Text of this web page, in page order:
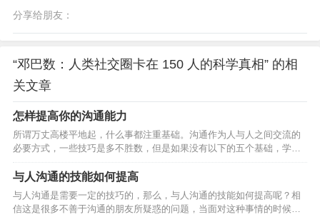
分享给朋友：
“邓巴数：人类社交圈卡在 150 人的科学真相” 的相
关文章
怎样提高你的沟通能力
所谓万丈高楼平地起，什么事都注重基础。沟通作为人与人之间交流的
必要方式，一些技巧是多不胜数，但是如果没有以下的五个基础，学再
多的技巧，也是白搭，根本就发挥不出来，甚至影响的是自己的心理健
康。那么，怎样提高沟通能力呢？ 多读 所谓多读就是要博览群书，无论
什么方面的书你都有看，通过读书来获取你没有经历过的经验并不断积
累使你掌握各种知识点，为沟通打下坚实的语言和文字基础。 多看 所谓
多看就是通过经常上互联网看资讯以及通过看电视、看电影、看报纸、
与人沟通的技能如何提高
与人沟通是需要一定的技巧的，那么，与人沟通的技能如何提高呢？相
信这是很多不善于沟通的朋友所疑惑的问题，当面对这种事情的时候，